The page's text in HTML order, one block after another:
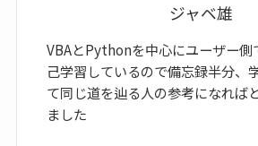
ジャベ雄
VBAとPythonを中心にユーザー側
己学習しているので備忘録半分、
て同じ道を辿る人の参考になれば
ました